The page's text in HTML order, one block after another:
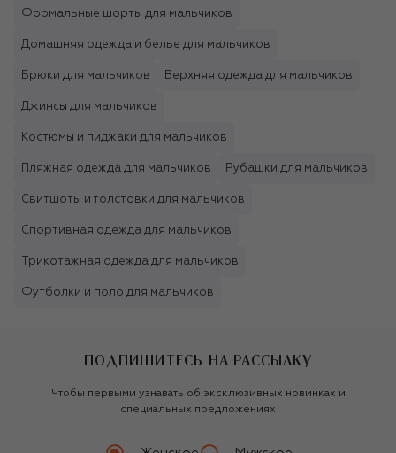
Формальные шорты для мальчиков
Домашняя одежда и белье для мальчиков
Брюки для мальчиков Верхняя одежда для мальчиков
Джинсы для мальчиков
Костюмы и пиджаки для мальчиков
Пляжная одежда для мальчиков Рубашки для мальчиков
Свитшоты и толстовки для мальчиков
Спортивная одежда для мальчиков
Трикотажная одежда для мальчиков
Футболки и поло для мальчиков
ПОДПИШИТЕСЬ НА РАССЫЛКУ
Чтобы первыми узнавать об эксклюзивных новинках и
специальных предложениях